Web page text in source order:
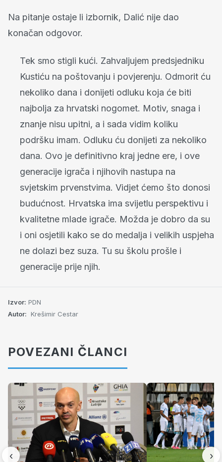
Na pitanje ostaje li izbornik, Dalić nije dao
konačan odgovor.
Tek smo stigli kući. Zahvaljujem predsjedniku
Kustiću na poštovanju i povjerenju. Odmorit ću
nekoliko dana i donijeti odluku koja će biti
najbolja za hrvatski nogomet. Motiv, snaga i
znanje nisu upitni, a i sada vidim koliku
podršku imam. Odluku ću donijeti za nekoliko
dana. Ovo je definitivno kraj jedne ere, i ove
generacije igrača i njihovih nastupa na
svjetskim prvenstvima. Vidjet ćemo što donosi
budućnost. Hrvatska ima svijetlu perspektivu i
kvalitetne mlade igrače. Možda je dobro da su
i oni osjetili kako se do medalja i velikih uspjeha
ne dolazi bez suza. Tu su školu prošle i
generacije prije njih.
Izvor: PDN
Autor: Krešimir Cestar
POVEZANI ČLANCI
‹ ›